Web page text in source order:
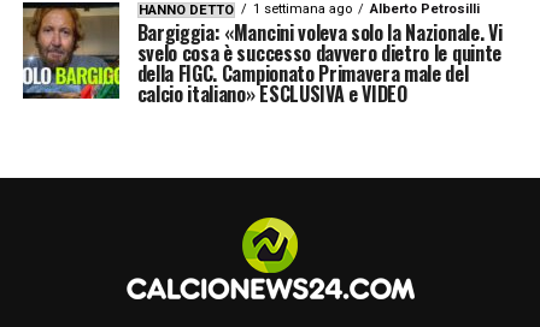
– Pašalić Mario (8)
– Retegui Mateo (32)
– Ruggeri Matteo (22)
– Rui Patrício (28)
HANNO DETTO 1 settimana ago Alberto Petrosilli
Bargiggia: «Mancini voleva solo la Nazionale. Vi
svelo cosa è successo davvero dietro le quinte
della FIGC. Campionato Primavera male del
calcio italiano» ESCLUSIVA e VIDEO